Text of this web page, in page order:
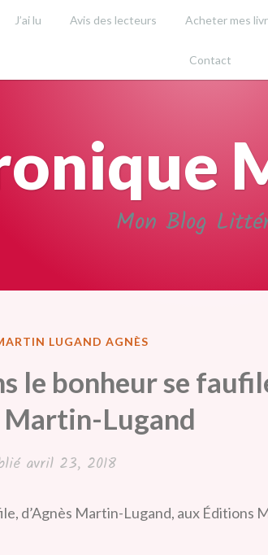
J’ai lu Avis des lecteurs Acheter mes
Contact
Mon Blog
LUGAND AGNÈS
le bonheur se
Martin-Lugand
avril 23, 2018
d’Agnès Martin-Lugand, aux Éditions